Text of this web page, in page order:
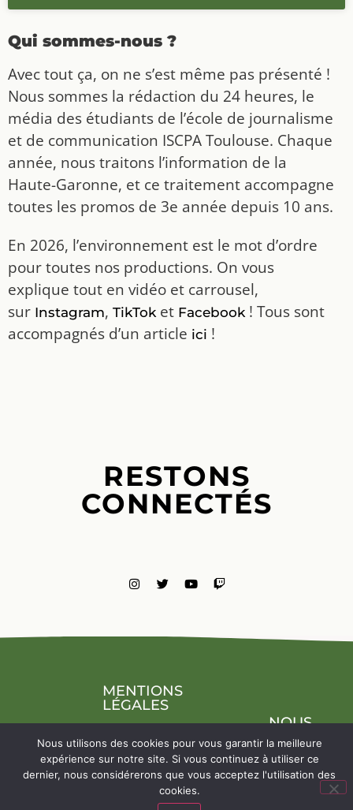
Qui sommes-nous ?
Avec tout ça, on ne s’est même pas présenté !
Nous sommes la rédaction du 24 heures, le
média des étudiants de l’école de journalisme
et de communication ISCPA Toulouse. Chaque
année, nous traitons l’information de la
Haute-Garonne, et ce traitement accompagne
toutes les promos de 3e année depuis 10 ans.
En 2026, l’environnement est le mot d’ordre
pour toutes nos productions. On vous
explique tout en vidéo et carrousel,
sur Instagram, TikToket Facebook! Tous sont
accompagnés d’un article ici !
RESTONS
CONNECTÉS
MENTIONS
LÉGALES
NOUS
Nous utilisons des cookies pour vous garantir la meilleure
expérience sur notre site. Si vous continuez à utiliser ce
dernier, nous considérerons que vous acceptez l'utilisation des
cookies.